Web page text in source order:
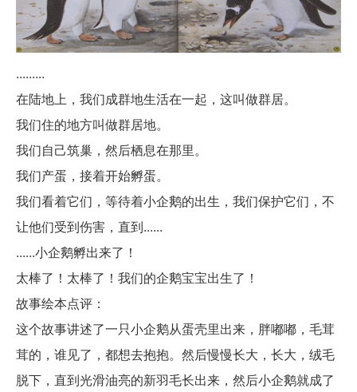
.........
在陆地上，我们成群地生活在一起，这叫做群居。
我们住的地方叫做群居地。
我们自己筑巢，然后栖息在那里。
我们产蛋，接着开始孵蛋。
我们看着它们，等待着小企鹅的出生，我们保护它们，不
让他们受到伤害，直到......
......小企鹅孵出来了！
太棒了！太棒了！我们的企鹅宝宝出生了！
故事绘本点评：
这个故事讲述了一只小企鹅从蛋壳里出来，胖嘟嘟，毛茸
茸的，谁见了，都想去抱抱。然后慢慢长大，长大，绒毛
脱下，直到光滑油亮的新羽毛长出来，然后小企鹅就成了